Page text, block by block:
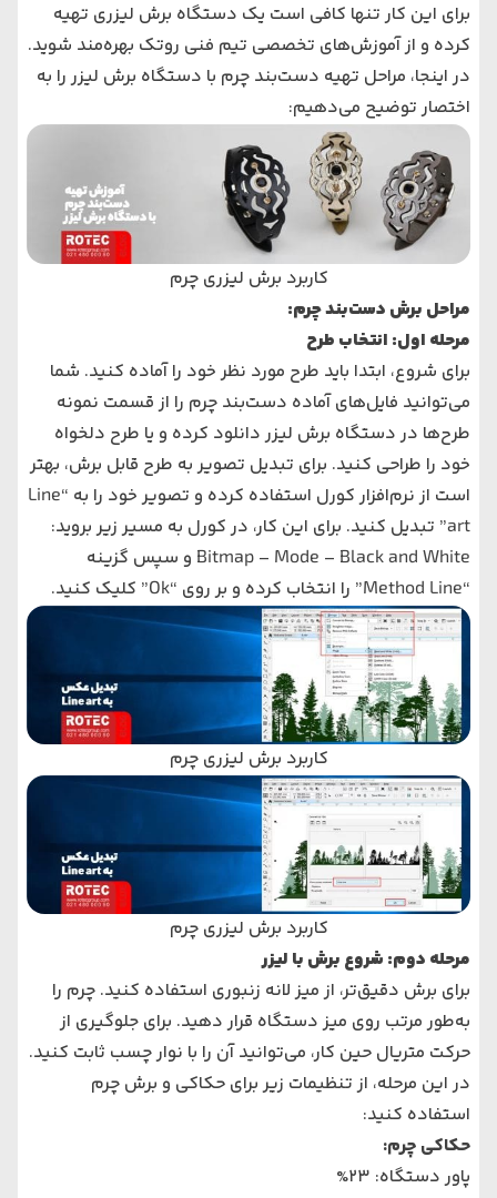
برای این کار تنها کافی است یک دستگاه برش لیزری تهیه
کرده و از آموزش‌های تخصصی تیم فنی روتک بهره‌مند شوید.
در اینجا، مراحل تهیه دست‌بند چرم با دستگاه برش لیزر را به
اختصار توضیح می‌دهیم:
کاربرد برش لیزری چرم
مراحل برش دست‌بند چرم:
مرحله اول: انتخاب طرح
برای شروع، ابتدا باید طرح مورد نظر خود را آماده کنید. شما
می‌توانید فایل‌های آماده دست‌بند چرم را از قسمت نمونه
طرح‌ها در دستگاه برش لیزر دانلود کرده و یا طرح دلخواه
خود را طراحی کنید. برای تبدیل تصویر به طرح قابل برش، بهتر
است از نرم‌افزار کورل استفاده کرده و تصویر خود را به “Line
art” تبدیل کنید. برای این کار، در کورل به مسیر زیر بروید:
Bitmap – Mode – Black and White
و سپس گزینه
“Method Line” را انتخاب کرده و بر روی “Ok” کلیک کنید.
کاربرد برش لیزری چرم
کاربرد برش لیزری چرم
مرحله دوم: شروع برش با لیزر
برای برش دقیق‌تر، از میز لانه زنبوری استفاده کنید. چرم را
به‌طور مرتب روی میز دستگاه قرار دهید. برای جلوگیری از
حرکت متریال حین کار، می‌توانید آن را با نوار چسب ثابت کنید.
در این مرحله، از تنظیمات زیر برای حکاکی و برش چرم
استفاده کنید:
حکاکی چرم:
پاور دستگاه: 23%